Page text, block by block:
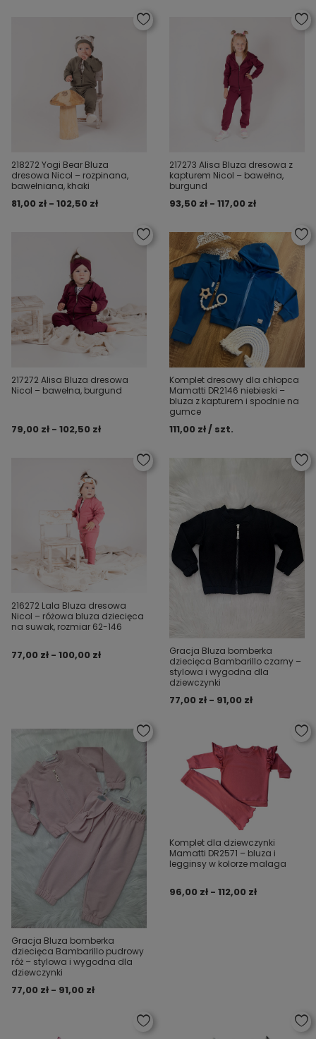
218272 Yogi Bear Bluza
dresowa Nicol – rozpinana,
bawełniana, khaki
81,00 zł - 102,50 zł
217273 Alisa Bluza dresowa z
kapturem Nicol – bawełna,
burgund
93,50 zł - 117,00 zł
217272 Alisa Bluza dresowa
Nicol – bawełna, burgund
79,00 zł - 102,50 zł
Komplet dresowy dla chłopca
Mamatti DR2146 niebieski –
bluza z kapturem i spodnie na
gumce
111,00 zł / szt.
216272 Lala Bluza dresowa
Nicol – różowa bluza dziecięca
na suwak, rozmiar 62-146
77,00 zł - 100,00 zł
Gracja Bluza bomberka
dziecięca Bambarillo czarny –
stylowa i wygodna dla
dziewczynki
77,00 zł - 91,00 zł
Gracja Bluza bomberka
dziecięca Bambarillo pudrowy
róż – stylowa i wygodna dla
dziewczynki
77,00 zł - 91,00 zł
Komplet dla dziewczynki
Mamatti DR2571 – bluza i
legginsy w kolorze malaga
96,00 zł - 112,00 zł